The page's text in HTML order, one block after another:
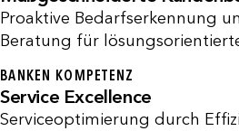
Proaktive Bedarfserkennung
Beratung für
BANKEN KOMPETENZ
Service Excellence
Serviceoptimierung durch